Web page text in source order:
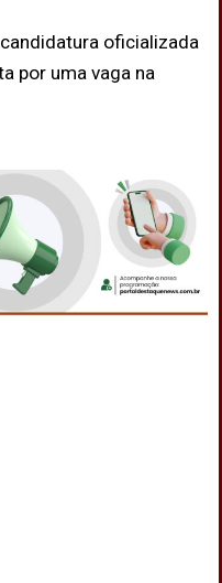
oficializada
por uma vaga na